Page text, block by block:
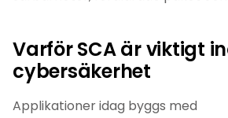
Varför SCA är viktigt
cybersäkerhet
Applikationer idag byggs med